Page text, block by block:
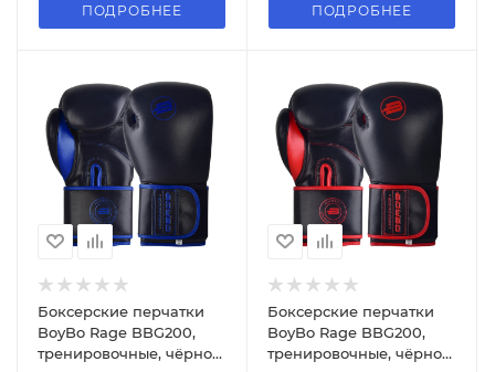
ПОДРОБНЕЕ ПОДРОБНЕЕ
Боксерские перчатки
BoyBo Rage BBG200,
тренировочные, чёрно-
Боксерские перчатки
BoyBo Rage BBG200,
тренировочные, чёрно-